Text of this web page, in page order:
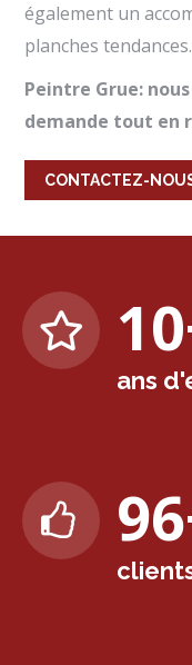
également un
planches
Peintre Grue:
demande tout en
CONTACTEZ-
10
ans
98